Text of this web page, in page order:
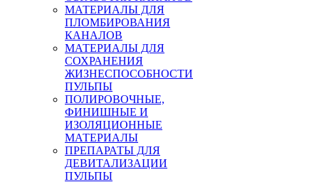
МАТЕРИАЛЫ ДЛЯ
ПЛОМБИРОВАНИЯ
КАНАЛОВ
МАТЕРИАЛЫ ДЛЯ
СОХРАНЕНИЯ
ЖИЗНЕСПОСОБНОСТИ
ПУЛЬПЫ
ПОЛИРОВОЧНЫЕ,
ФИНИШНЫЕ И
ИЗОЛЯЦИОННЫЕ
МАТЕРИАЛЫ
ПРЕПАРАТЫ ДЛЯ
ДЕВИТАЛИЗАЦИИ
ПУЛЬПЫ